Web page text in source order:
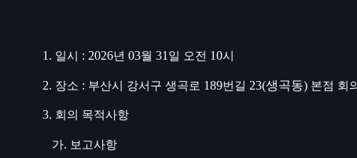
1. 일시 : 2026년 03월 31 일 오전 10시
2. 장소 : 부산시 강서구 생곡로 189번길 23(생곡동) 본점 회
3. 회의 목적사항
가. 보고사항